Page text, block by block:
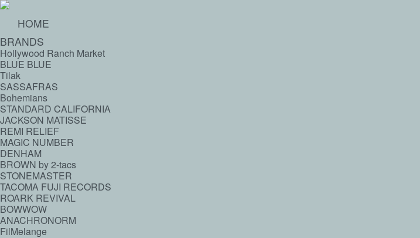
HOME
BRANDS
Hollywood Ranch Market
BLUE BLUE
Tilak
SASSAFRAS
Bohemians
STANDARD CALIFORNIA
JACKSON MATISSE
REMI RELIEF
MAGIC NUMBER
DENHAM
BROWN by 2-tacs
STONEMASTER
TACOMA FUJI RECORDS
ROARK REVIVAL
BOWWOW
ANACHRONORM
FilMelange